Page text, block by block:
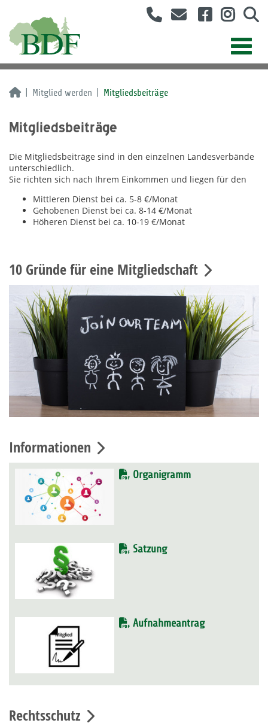
Mitglied werden Mitgliedsbeiträge
Mitgliedsbeiträge
Die Mitgliedsbeiträge sind in den einzelnen Landesverbände
unterschiedlich.
Sie richten sich nach Ihrem Einkommen und liegen für den
Mittleren Dienst bei ca. 5-8 €/Monat
Gehobenen Dienst bei ca. 8-14 €/Monat
Höheren Dienst bei ca. 10-19 €/Monat
10 Gründe für eine Mitgliedschaft
Informationen
Organigramm
Satzung
Aufnahmeantrag
Rechtsschutz